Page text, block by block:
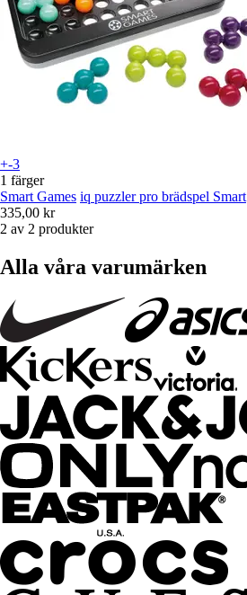
+-3
1 färger
Smart Games iq puzzler pro brädspel Smart
335,00 kr
2 av 2 produkter
Alla våra varumärken